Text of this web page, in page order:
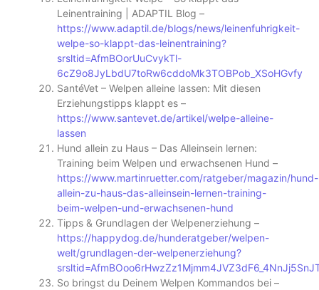
Leinentraining | ADAPTIL Blog –
https://www.adaptil.de/blogs/news/leinenfuhrigkeit-
welpe-so-klappt-das-leinentraining?
srsltid=AfmBOorUuCvykTl-
6cZ9o8JyLbdU7toRw6cddoMk3TOBPob_XSoHGvfy
SantéVet – Welpen alleine lassen: Mit diesen
Erziehungstipps klappt es –
https://www.santevet.de/artikel/welpe-alleine-
lassen
Hund allein zu Haus – Das Alleinsein lernen:
Training beim Welpen und erwachsenen Hund –
https://www.martinruetter.com/ratgeber/magazin/hund-
allein-zu-haus-das-alleinsein-lernen-training-
beim-welpen-und-erwachsenen-hund
Tipps & Grundlagen der Welpenerziehung –
https://happydog.de/hunderatgeber/welpen-
welt/grundlagen-der-welpenerziehung?
So bringst du Deinem Welpen Kommandos bei –